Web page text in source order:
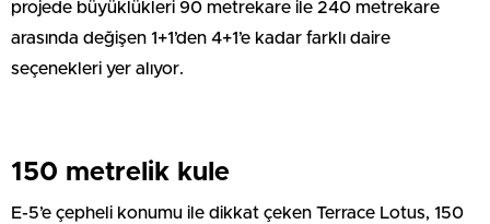
projede büyüklükleri 90 metrekare ile 240 metrekare
arasında değişen 1+1’den 4+1’e kadar farklı daire
seçenekleri yer alıyor.
150 metrelik kule
E-5’e çepheli konumu ile dikkat çeken Terrace Lotus, 150